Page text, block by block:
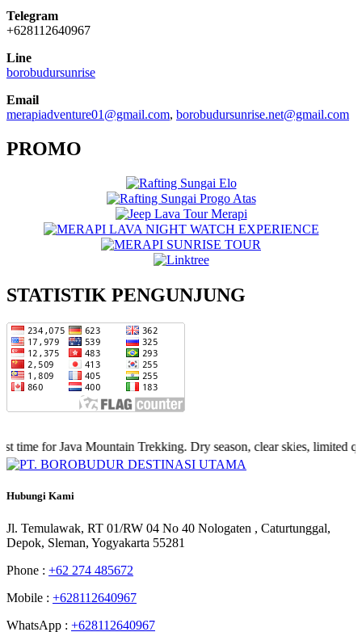
Telegram
+628112640967
Line
borobudursunrise
Email
merapiadventure01@gmail.com, borobudursunrise.net@gmail.com
PROMO
STATISTIK PENGUNJUNG
for Java Mountain Trekking. Dry season, clear skies, limited quota
Hubungi Kami
Jl. Temulawak, RT 01/RW 04 No 40 Nologaten , Caturtunggal,
Depok, Sleman, Yogyakarta 55281
Phone : +62 274 485672
Mobile : +628112640967
WhatsApp : +628112640967